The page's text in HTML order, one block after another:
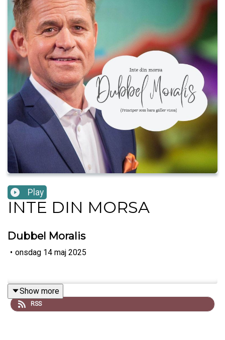
Play
INTE DIN MORSA
Dubbel Moralis
• onsdag 14 maj 2025
Show more
RSS